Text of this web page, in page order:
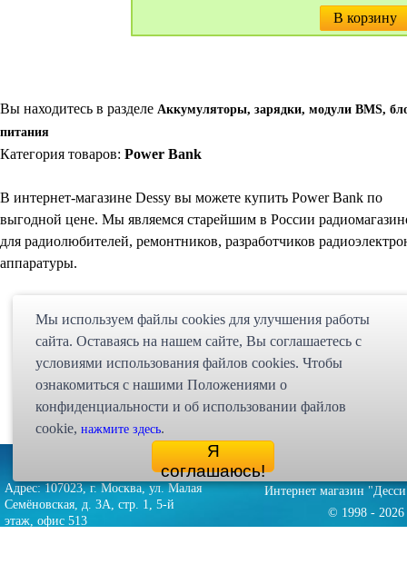
В корзину
Вы находитесь в разделе Аккумуляторы, зарядки, модули BMS,
питания
Категория товаров: Power Bank
В интернет-магазине Dessy вы можете купить Power Bank по
выгодной цене. Мы являемся старейшим в России
для радиолюбителей, ремонтников, разработчиков
аппаратуры.
Мы используем файлы cookies для улучшения работы
сайта. Оставаясь на нашем сайте, Bы соглашаетесь с
условиями использования файлов cookies. Чтобы
ознакомиться с нашими Положениями о
конфиденциальности и об использовании файлов
cookie,нажмите здесь.
Я
соглашаюсь!
Партнёрская программа Карта сайта
Адрес: 107023, г. Москва, ул. Малая
Семёновская, д. 3А, стр. 1, 5-й
этаж, офис 513
Интернет магазин
© 1998 - 2026